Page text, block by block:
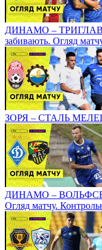
ДИНАМО – ТРИГЛАВ.
забивають. Огляд
ЗОРЯ – СТАЛЬ
ДИНАМО –
Огляд матчу.